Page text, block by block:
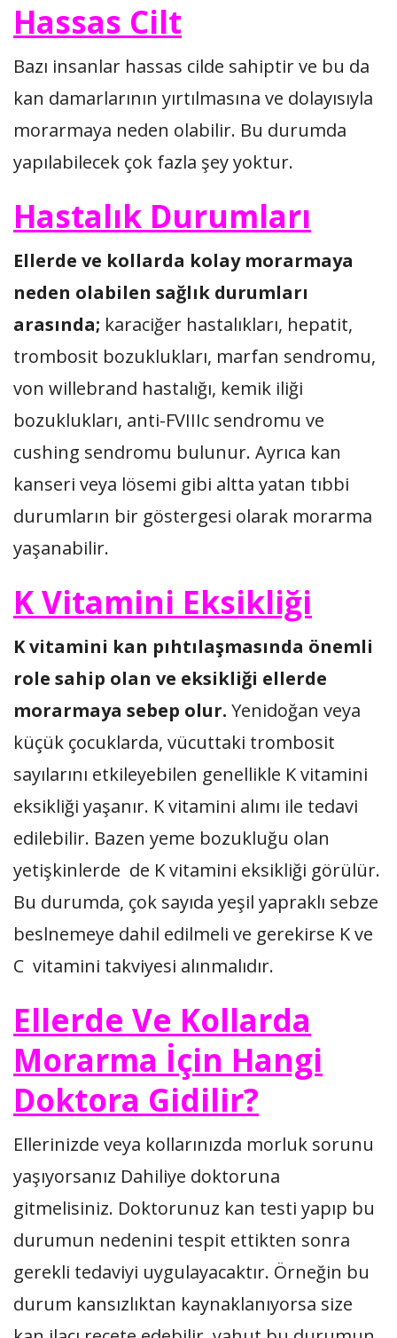
Hassas Cilt
Bazı insanlar hassas cilde sahiptir ve bu da
kan damarlarının yırtılmasına ve dolayısıyla
morarmaya neden olabilir. Bu durumda
yapılabilecek çok fazla şey yoktur.
Hastalık Durumları
Ellerde ve kollarda kolay morarmaya
neden olabilen sağlık durumları
arasında; karaciğer hastalıkları, hepatit,
trombosit bozuklukları, marfan sendromu,
von willebrand hastalığı, kemik iliği
bozuklukları, anti-FVIIIc sendromu ve
cushing sendromu bulunur. Ayrıca kan
kanseri veya lösemi gibi altta yatan tıbbi
durumların bir göstergesi olarak morarma
yaşanabilir.
K Vitamini Eksikliği
K vitamini kan pıhtılaşmasında önemli
role sahip olan ve eksikliği ellerde
morarmaya sebep olur. Yenidoğan veya
küçük çocuklarda, vücuttaki trombosit
sayılarını etkileyebilen genellikle K vitamini
eksikliği yaşanır. K vitamini alımı ile tedavi
edilebilir. Bazen yeme bozukluğu olan
yetişkinlerde de K vitamini eksikliği görülür.
Bu durumda, çok sayıda yeşil yapraklı sebze
beslnemeye dahil edilmeli ve gerekirse K ve
C vitamini takviyesi alınmalıdır.
Ellerde Ve Kollarda
Morarma İçin Hangi
Doktora Gidilir?
Ellerinizde veya kollarınızda morluk sorunu
yaşıyorsanız Dahiliye doktoruna
gitmelisiniz. Doktorunuz kan testi yapıp bu
durumun nedenini tespit ettikten sonra
gerekli tedaviyi uygulayacaktır. Örneğin bu
durum kansızlıktan kaynaklanıyorsa size